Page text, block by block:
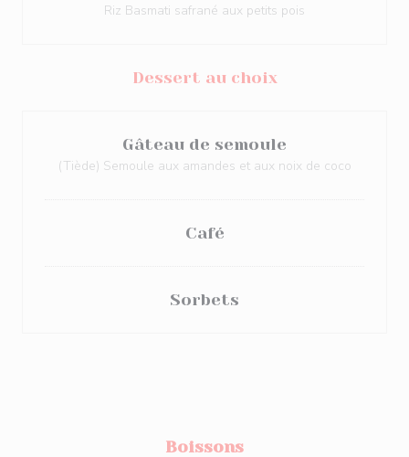
Riz Basmati safrané aux petits pois
Dessert au choix
Gâteau de semoule
(Tiède) Semoule aux amandes et aux noix de coco
Café
Sorbets
Boissons